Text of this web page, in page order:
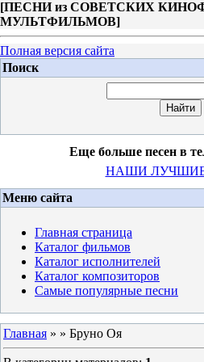
[ПЕСНИ из СОВЕТСКИХ
МУЛЬТФИЛЬМОВ]
Полная версия сайта
Поиск
Еще больше песен в
НАШИ
Меню сайта
Главная страница
Каталог фильмов
Каталог исполнителей
Каталог композиторов
Самые популярные песни
Главная » » Бруно Оя